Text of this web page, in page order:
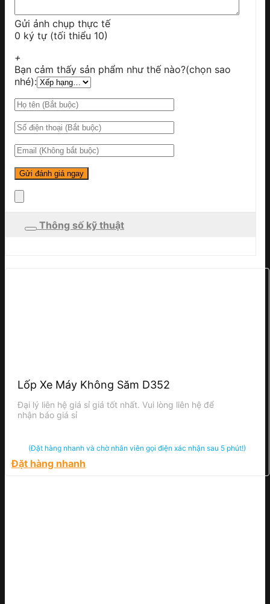
Gửi ảnh chụp thực tế
0 ký tự (tối thiểu 10)
+
Bạn cảm thấy sản phẩm như thế nào?(chọn sao
nhé):
Thông số kỹ thuật
Lốp Xe Máy Không Săm D352
Đại lý liên hệ giá sỉ giá tốt nhất. Vui lòng liên hệ để
nhận báo giá sỉ
(Đặt hàng nhanh và chờ nhân viên gọi điện xác nhận sau 5 phút!)
Đặt hàng nhanh